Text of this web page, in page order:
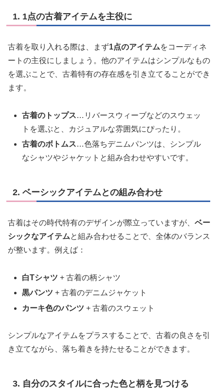
1. 1点の古着アイテムを主役に
古着を取り入れる際は、まず1点のアイテムをコーディネ
ートの主役にしましょう。他のアイテムはシンプルなもの
を選ぶことで、古着特有の存在感を引き立てることができ
ます。
古着のトップス…リバースウィーブなどのスウェッ
トを選ぶと、カジュアルな雰囲気にぴったり。
古着のボトムス…色落ちデニムパンツは、シンプル
なシャツやジャケットと組み合わせやすいです。
2. ベーシックアイテムとの組み合わせ
古着はその時代特有のデザインが際立っていますが、 ベー
シックなアイテムと組み合わせることで、全体のバランス
が整います。例えば：
白Tシャツ + 古着の柄シャツ
黒パンツ + 古着のデニムジャケット
カーキ色のパンツ + 古着のスウェット
シンプルなアイテムをプラスすることで、古着の良さを引
き立てながら、落ち着きを持たせることができます。
3. 自分のスタイルに合った色と柄を見つける